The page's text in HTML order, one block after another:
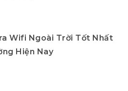
Wifi Ngoài Trời Tốt Nhất
Hiện Nay